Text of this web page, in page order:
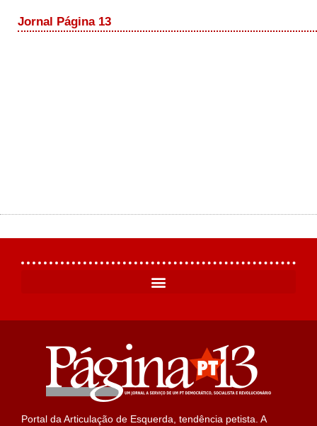
Jornal Página 13
Portal da Articulação de Esquerda, tendência petista. A